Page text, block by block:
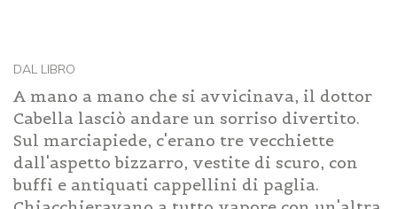
DAL LIBRO
A mano a mano che si avvicinava, il dottor
Cabella lasciò andare un sorriso divertito.
Sul marciapiede, c'erano tre vecchiette
dall'aspetto bizzarro, vestite di scuro, con
buffi e antiquati cappellini di paglia.